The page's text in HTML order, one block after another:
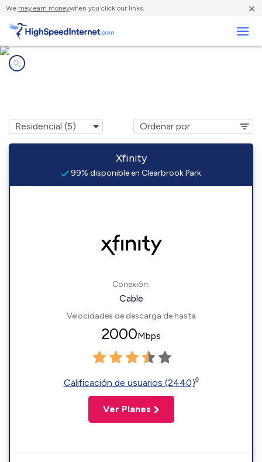
We may earn moneywhen you click our links. ×
Xfinity
99% disponible en Clearbrook Park
Conexión:
Cable
Velocidades de descarga de hasta
2000Mbps
Calificación de usuarios (2440)◊
Ver Planes